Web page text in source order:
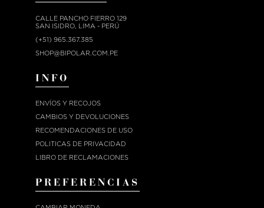
CALLE PANCHO FIERRO 129
SAN ISIDRO, LIMA - PERÚ
(+51) 965.367.385
SHOP@BIPOLAR.COM.PE
INFO
ENVÍOS Y RECOJOS
CAMBIOS Y DEVOLUCIONES
RECOMENDACIONES DE USO
POLITICAS DE PRIVACIDAD
LIBRO DE RECLAMACIONES
PREFERENCIAS